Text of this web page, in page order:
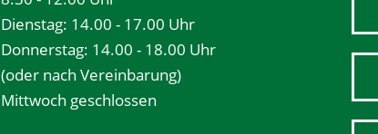
Dienstag: 14.00 - 17.00 Uhr
Donnerstag: 14.00 - 18.00 Uhr
(oder nach Vereinbarung)
Mittwoch geschlossen